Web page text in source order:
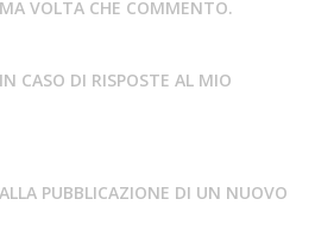
VOLTA CHE COMMENTO.
CASO DI RISPOSTE AL MIO
PUBBLICAZIONE DI UN NUOVO